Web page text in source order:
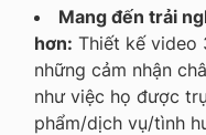
Mang đến trải
hơn: Thiết kế video
những cảm nhận
như việc họ được
phẩm/dịch vụ/tình